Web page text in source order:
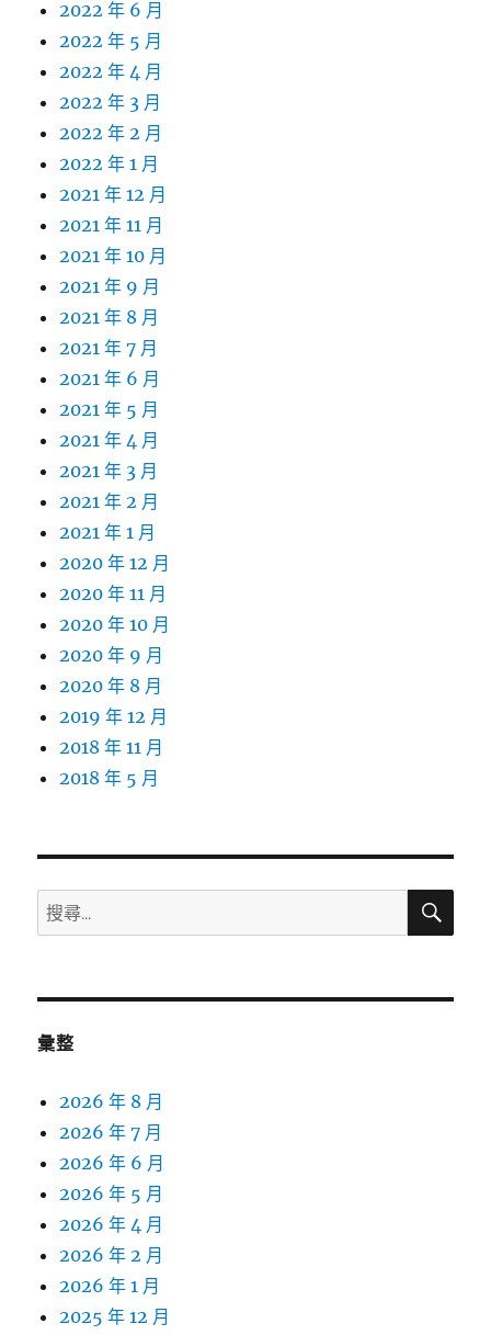
2022 年 6 月
2022 年 5 月
2022 年 4 月
2022 年 3 月
2022 年 2 月
2022 年 1 月
2021 年 12 月
2021 年 11 月
2021 年 10 月
2021 年 9 月
2021 年 8 月
2021 年 7 月
2021 年 6 月
2021 年 5 月
2021 年 4 月
2021 年 3 月
2021 年 2 月
2021 年 1 月
2020 年 12 月
2020 年 11 月
2020 年 10 月
2020 年 9 月
2020 年 8 月
2019 年 12 月
2018 年 11 月
2018 年 5 月
搜
尋
鍵
搜
彙整
2026 年 8 月
2026 年 7 月
2026 年 6 月
2026 年 5 月
2026 年 4 月
2026 年 2 月
2026 年 1 月
2025 年 12 月